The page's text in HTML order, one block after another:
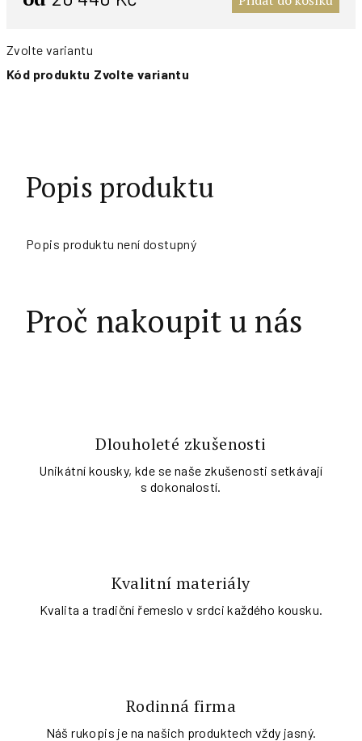
Zvolte variantu
Kód produktu Zvolte variantu
Popis produktu
Popis produktu není dostupný
Proč nakoupit u nás
Dlouholeté zkušenosti
Unikátní kousky, kde se naše zkušenosti setkávají
s dokonalostí.
Kvalitní materiály
Kvalita a tradiční řemeslo v srdci každého kousku.
Rodinná firma
Náš rukopis je na našich produktech vždy jasný.